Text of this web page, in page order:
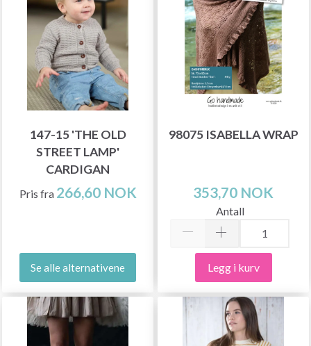
147-15 'THE OLD
STREET LAMP'
CARDIGAN
Pris fra 266,60 NOK
Se alle alternativene
98075 ISABELLA WRAP
353,70 NOK
Antall
Legg i kurv